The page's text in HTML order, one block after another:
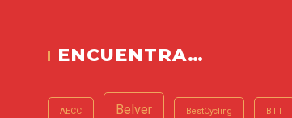
ENCUENTRA…
AECC Belver BestCycling BTT